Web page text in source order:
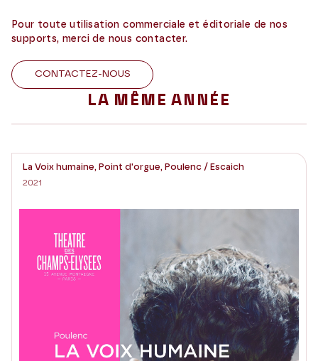
Pour toute utilisation commerciale et éditoriale de nos
supports, merci de nous contacter.
CONTACTEZ-NOUS
LA MÊME ANNÉE
La Voix humaine, Point d'orgue, Poulenc / Escaich
2021